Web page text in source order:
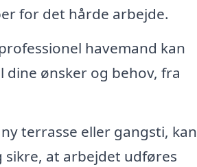
for det hårde arbejde.
havemand kan
ønsker og behov, fra
terrasse eller gangsti, kan
at arbejdet udføres